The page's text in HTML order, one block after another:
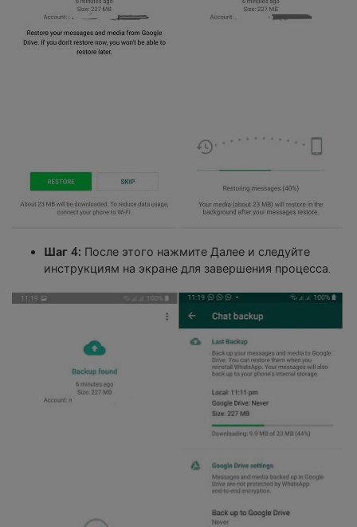
Шаг 4: После этого нажмите Далее и следуйте
инструкциям на экране для завершения процесса.